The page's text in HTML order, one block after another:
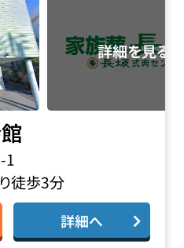
1
徒歩3分
詳細へ